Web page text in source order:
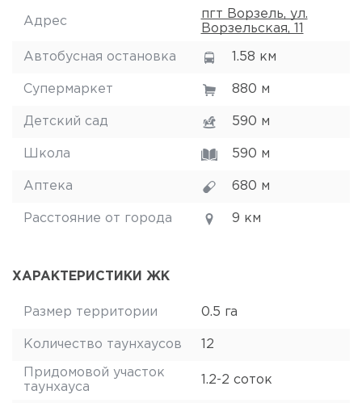
Адрес
пгт Ворзель, ул.
Ворзельская, 11
Автобусная остановка 1.58 км
Супермаркет 880 м
Детский сад 590 м
Школа 590 м
Аптека 680 м
Расстояние от города 9 км
ХАРАКТЕРИСТИКИ ЖК
Размер территории 0.5 га
Количество таунхаусов 12
Придомовой участок
таунхауса
1.2-2 соток